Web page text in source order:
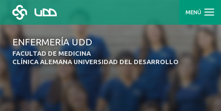
MENÚ
ENFERMERÍA UDD
FACULTAD DE MEDICINA
CLÍNICA ALEMANA UNIVERSIDAD DEL DESARROLLO